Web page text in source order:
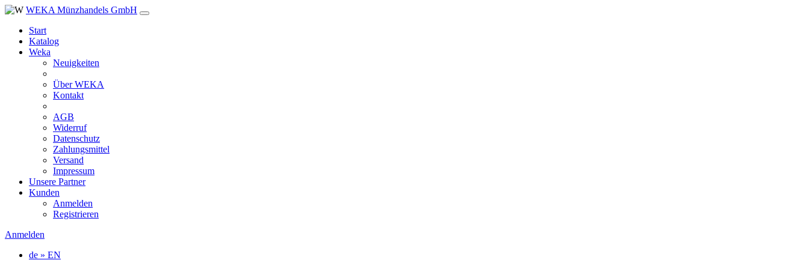
WEKA Münzhandels GmbH
Start
Katalog
Weka
Neuigkeiten
Über WEKA
Kontakt
AGB
Widerruf
Datenschutz
Zahlungsmittel
Versand
Impressum
Unsere Partner
Kunden
Anmelden
Registrieren
Anmelden
de » EN